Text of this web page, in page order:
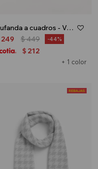
Bufanda a cuadros - Verde
+ 1 color
249 $449 44
$ 212